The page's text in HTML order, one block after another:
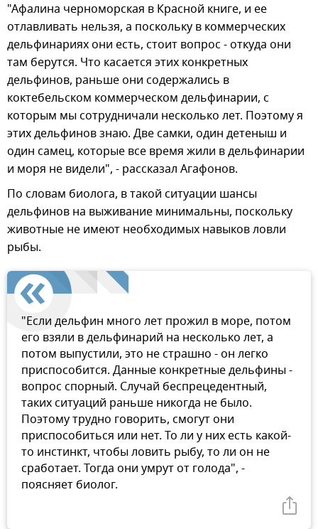
"Афалина черноморская в Красной книге, и ее
отлавливать нельзя, а поскольку в коммерческих
дельфинариях они есть, стоит вопрос - откуда они
там берутся. Что касается этих конкретных
дельфинов, раньше они содержались в
коктебельском коммерческом дельфинарии, с
которым мы сотрудничали несколько лет. Поэтому я
этих дельфинов знаю. Две самки, один детеныш и
один самец, которые все время жили в дельфинарии
и моря не видели", - рассказал Агафонов.
По словам биолога, в такой ситуации шансы
дельфинов на выживание минимальны, поскольку
животные не имеют необходимых навыков ловли
рыбы.
"Если дельфин много лет прожил в море, потом
его взяли в дельфинарий на несколько лет, а
потом выпустили, это не страшно - он легко
приспособится. Данные конкретные дельфины -
вопрос спорный. Случай беспрецедентный,
таких ситуаций раньше никогда не было.
Поэтому трудно говорить, смогут они
приспособиться или нет. То ли у них есть какой-
то инстинкт, чтобы ловить рыбу, то ли он не
сработает. Тогда они умрут от голода", -
поясняет биолог.